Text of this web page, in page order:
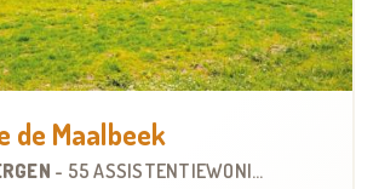
de Maalbeek
- 55 ASSISTENTIEWONINGEN